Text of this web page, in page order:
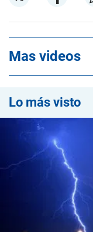
Mas videos
Lo más visto